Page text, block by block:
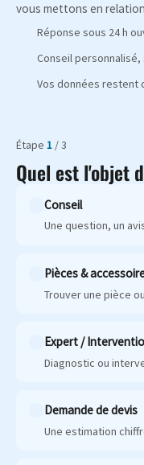
vous mettons en
Réponse sous 24 h
Conseil
Vos données restent
Étape 1 / 3
Quel est l'objet
Conseil
Une question, un
Pièces &
Trouver une pièce
Expert /
Diagnostic ou
Demande de devis
Une estimation